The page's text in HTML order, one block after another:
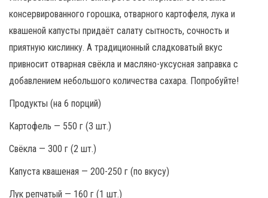
консервированного горошка, отварного картофеля, лука и
квашеной капусты придаёт салату сытность, сочность и
приятную кислинку. А традиционный сладковатый вкус
привносит отварная свёкла и масляно-уксусная заправка с
добавлением небольшого количества сахара. Попробуйте!
Продукты (на 6 порций)
Картофель — 550 г (3 шт.)
Свёкла — 300 г (2 шт.)
Капуста квашеная — 200-250 г (по вкусу)
Лук репчатый — 160 г (1 шт.)